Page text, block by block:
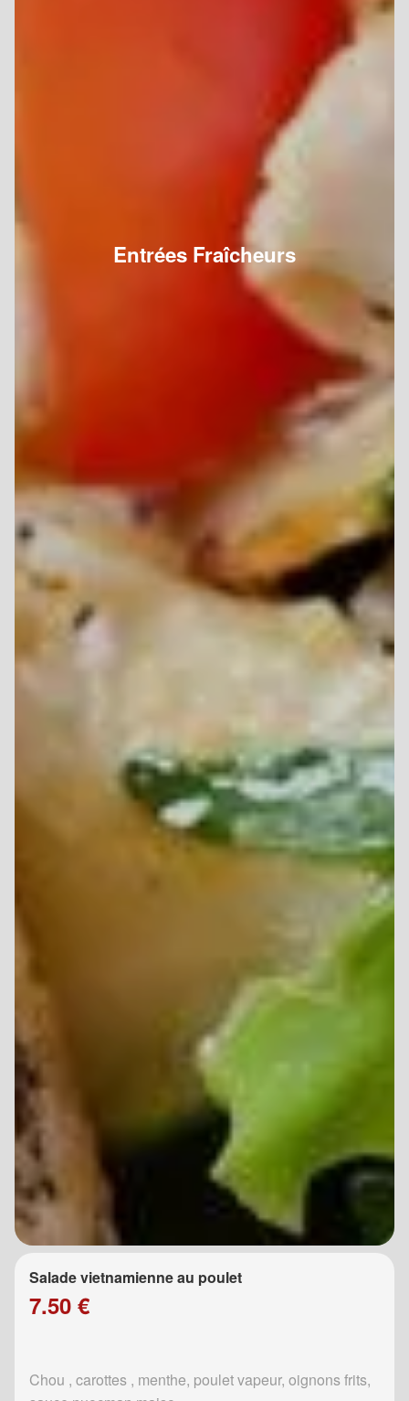
Entrées Fraîcheurs
Salade vietnamienne au poulet
7.50 €
Chou , carottes , menthe, poulet vapeur, oignons frits,